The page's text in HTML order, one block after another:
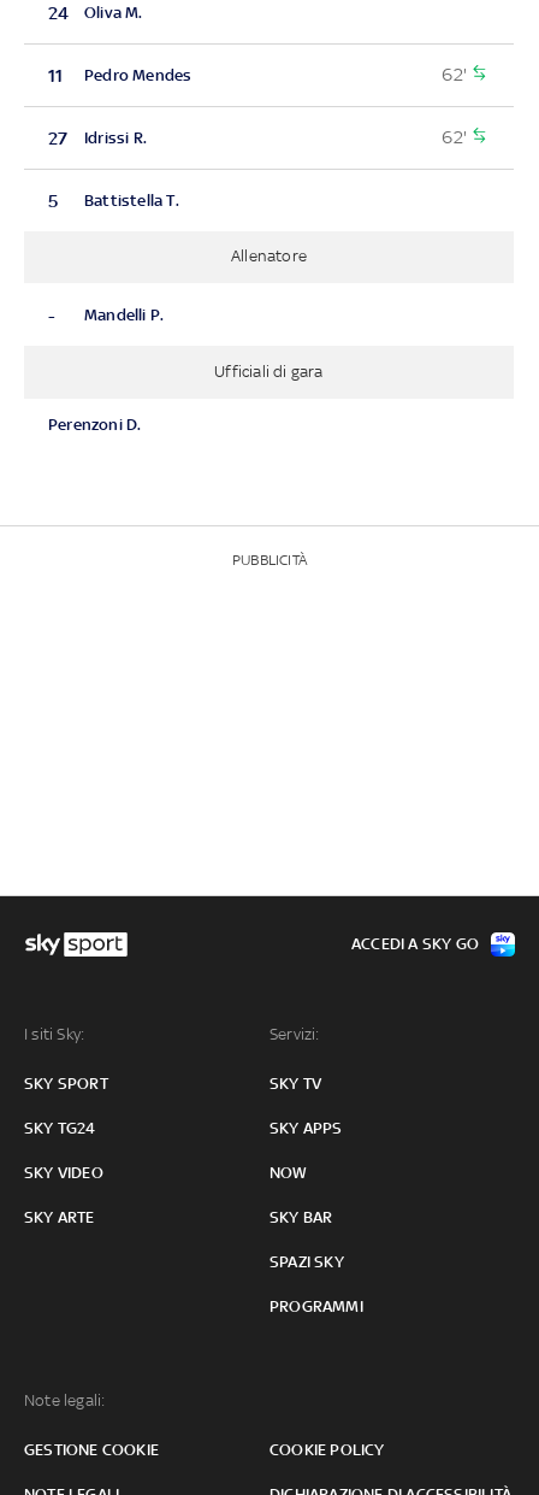
24 Oliva M.
11 Pedro Mendes 62'
27 Idrissi R. 62'
5 Battistella T.
Allenatore
- Mandelli P.
Ufficiali di gara
Perenzoni D.
PUBBLICITÀ
I siti Sky:
SKY SPORT
SKY TG24
SKY VIDEO
SKY ARTE
Servizi:
SKY TV
SKY APPS
NOW
SKY BAR
SPAZI SKY
PROGRAMMI
Note legali:
GESTIONE COOKIE COOKIE POLICY
ACCEDI A SKY GO